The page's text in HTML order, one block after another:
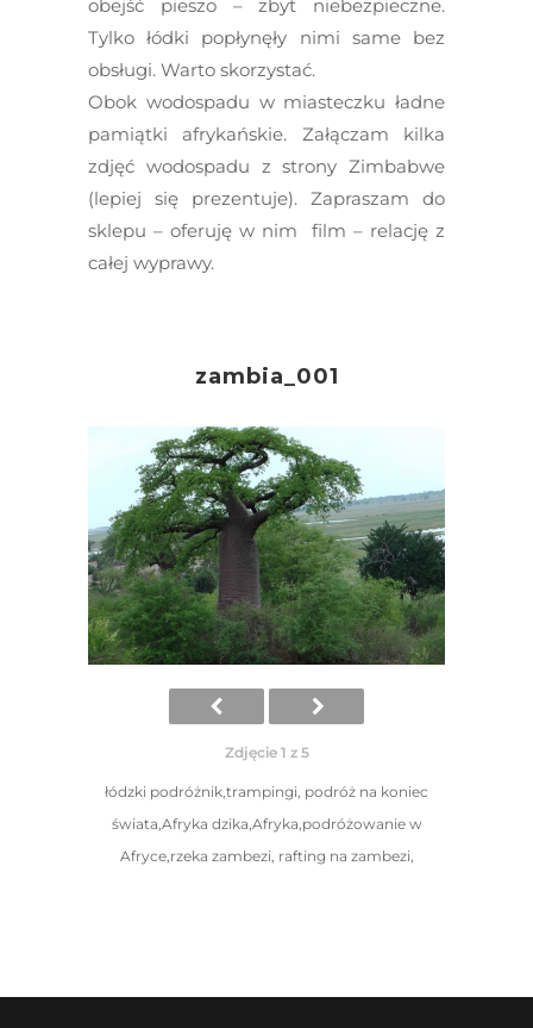
obejść pieszo – zbyt niebezpieczne.
Tylko łódki popłynęły nimi same bez
obsługi. Warto skorzystać.
Obok wodospadu w miasteczku ładne
pamiątki afrykańskie. Załączam kilka
zdjęć wodospadu z strony Zimbabwe
(lepiej się prezentuje). Zapraszam do
sklepu – oferuję w nim film – relację z
całej wyprawy.
zambia_001
Zdjęcie 1 z 5
łódzki podróżnik,trampingi, podróż na koniec
świata,Afryka dzika,Afryka,podróżowanie w
Afryce,rzeka zambezi, rafting na zambezi,